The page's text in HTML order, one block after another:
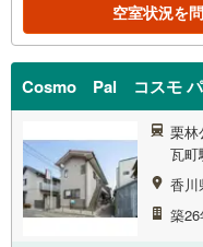
空室状況を
Cosmo Pal コスモ
栗林
瓦町
香川
築